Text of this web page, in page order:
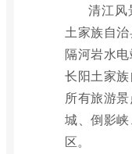
清江风
土家族自
隔河岩水
长阳土家
所有旅游
城、倒影
区。